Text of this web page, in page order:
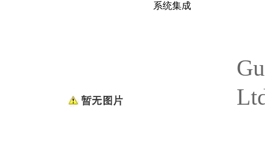
系统集成